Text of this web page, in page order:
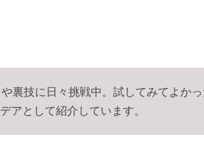
裏技に日々挑戦中。試してみてよかっ
アとして紹介しています。